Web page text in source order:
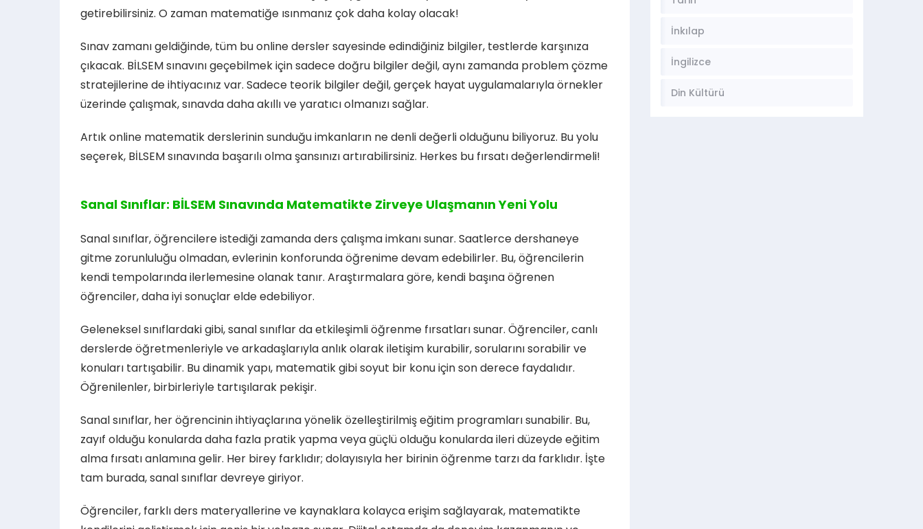
getirebilirsiniz. O zaman matematiğe ısınmanız çok daha kolay olacak!
Sınav zamanı geldiğinde, tüm bu online dersler sayesinde edindiğiniz bilgiler, testlerde karşınıza
çıkacak. BİLSEM sınavını geçebilmek için sadece doğru bilgiler değil, aynı zamanda problem çözme
stratejilerine de ihtiyacınız var. Sadece teorik bilgiler değil, gerçek hayat uygulamalarıyla örnekler
üzerinde çalışmak, sınavda daha akıllı ve yaratıcı olmanızı sağlar.
Artık online matematik derslerinin sunduğu imkanların ne denli değerli olduğunu biliyoruz. Bu yolu
seçerek, BİLSEM sınavında başarılı olma şansınızı artırabilirsiniz. Herkes bu fırsatı değerlendirmeli!
Sanal Sınıflar: BİLSEM Sınavında Matematikte Zirveye Ulaşmanın Yeni Yolu
Sanal sınıflar, öğrencilere istediği zamanda ders çalışma imkanı sunar. Saatlerce dershaneye
gitme zorunluluğu olmadan, evlerinin konforunda öğrenime devam edebilirler. Bu, öğrencilerin
kendi tempolarında ilerlemesine olanak tanır. Araştırmalara göre, kendi başına öğrenen
öğrenciler, daha iyi sonuçlar elde edebiliyor.
Geleneksel sınıflardaki gibi, sanal sınıflar da etkileşimli öğrenme fırsatları sunar. Öğrenciler, canlı
derslerde öğretmenleriyle ve arkadaşlarıyla anlık olarak iletişim kurabilir, sorularını sorabilir ve
konuları tartışabilir. Bu dinamik yapı, matematik gibi soyut bir konu için son derece faydalıdır.
Öğrenilenler, birbirleriyle tartışılarak pekişir.
Sanal sınıflar, her öğrencinin ihtiyaçlarına yönelik özelleştirilmiş eğitim programları sunabilir. Bu,
zayıf olduğu konularda daha fazla pratik yapma veya güçlü olduğu konularda ileri düzeyde eğitim
alma fırsatı anlamına gelir. Her birey farklıdır; dolayısıyla her birinin öğrenme tarzı da farklıdır. İşte
tam burada, sanal sınıflar devreye giriyor.
Öğrenciler, farklı ders materyallerine ve kaynaklara kolayca erişim sağlayarak, matematikte
İnkılap
İngilizce
Din Kültürü